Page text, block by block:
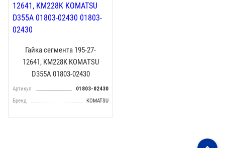
Гайка сегмента 195-27-
12641, KM228K KOMATSU
D355A 01803-02430
Артикул
01803-02430
Бренд
KOMATSU